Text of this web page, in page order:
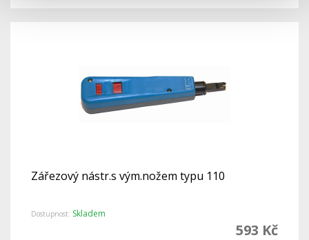
Zářezový nástr.s vým.nožem typu 110
Dostupnost: Skladem
593 Kč